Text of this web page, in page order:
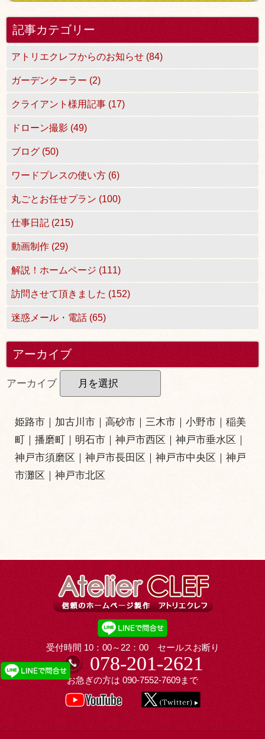
記事カテゴリー
アトリエクレフからのお知らせ (84)
ガーデンクーラー (2)
クライアント様用記事 (17)
ドローン撮影 (49)
ブログ (50)
ワードプレスの使い方 (6)
丸ごとお任せプラン (100)
仕事日記 (215)
動画制作 (29)
解説！ホームページ (111)
訪問させて頂きました (152)
迷惑メール・電話 (65)
アーカイブ
アーカイブ
姫路市 ｜ 加古川市 ｜高砂市 ｜三木市 ｜小野市｜稲美
町 ｜播磨町 ｜ 明石市 ｜神戸市西区 ｜神戸市垂水区 ｜
神戸市須磨区 ｜神戸市長田区 ｜神戸市中央区 ｜神戸
市灘区 ｜神戸市北区
受付時間 10：00～22：00 セールスお断り
078-201-2621
お急ぎの方は 090-7552-7609まで